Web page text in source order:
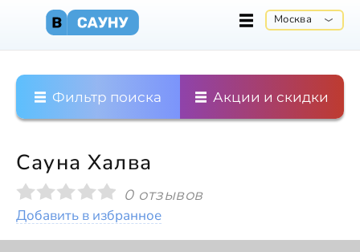
Москва
Фильтр поиска Акции и скидки
Сауна Халва
0 отзывов
Добавить в избранное